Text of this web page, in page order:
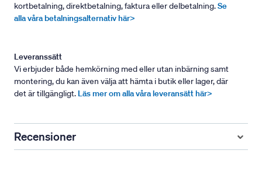
kortbetalning, direktbetalning, faktura eller delbetalning.Se
alla våra betalningsalternativ här>
Leveranssätt
Vi erbjuder både hemkörning med eller utan inbärning samt
montering, du kan även välja att hämta i butik eller lager, där
det är tillgängligt. Läs mer om alla våra leveransätt här>
Recensioner